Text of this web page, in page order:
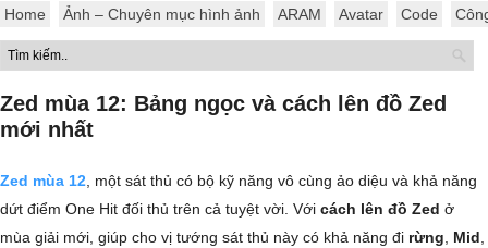
Home Ảnh – Chuyên mục hình ảnh ARAM Avatar Code
Zed mùa 12: Bảng ngọc và cách lên đồ Zed
mới nhất
Zed mùa 12 , một sát thủ có bộ kỹ năng vô cùng ảo diệu và khả năng
dứt điểm One Hit đối thủ trên cả tuyệt vời. Với cách lên đồ Zed ở
mùa giải mới, giúp cho vị tướng sát thủ này có khả năng đi rừng Mid